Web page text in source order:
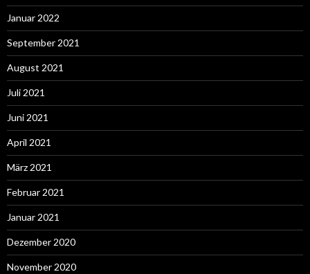
Januar 2022
September 2021
August 2021
Juli 2021
Juni 2021
April 2021
März 2021
Februar 2021
Januar 2021
Dezember 2020
November 2020